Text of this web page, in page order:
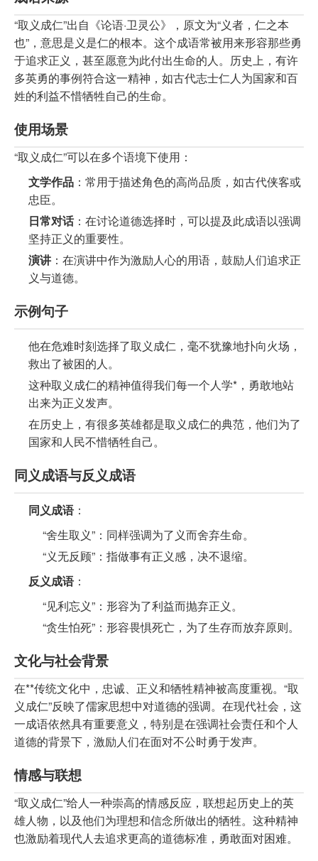
“取义成仁”出自《论语·卫灵公》，原文为“义者，仁之本
也”，意思是义是仁的根本。这个成语常被用来形容那些勇
于追求正义，甚至愿意为此付出生命的人。历史上，有许
多英勇的事例符合这一精神，如古代志士仁人为国家和百
姓的利益不惜牺牲自己的生命。
使用场景
“取义成仁”可以在多个语境下使用：
文学作品 ：常用于描述角色的高尚品质，如古代侠客或
忠臣。
日常对话：在讨论道德选择时，可以提及此成语以强调
坚持正义的重要性。
演讲 ：在演讲中作为激励人心的用语，鼓励人们追求正
义与道德。
示例句子
他在危难时刻选择了取义成仁，毫不犹豫地扑向火场，
救出了被困的人。
这种取义成仁的精神值得我们每一个人学*，勇敢地站
出来为正义发声。
在历史上，有很多英雄都是取义成仁的典范，他们为了
国家和人民不惜牺牲自己。
同义成语与反义成语
同义成语：
“舍生取义”：同样强调为了义而舍弃生命。
“义无反顾”：指做事有正义感，决不退缩。
反义成语：
“见利忘义”：形容为了利益而抛弃正义。
“贪生怕死”：形容畏惧死亡，为了生存而放弃原则。
文化与社会背景
在**传统文化中，忠诚、正义和牺牲精神被高度重视。“取
义成仁”反映了儒家思想中对道德的强调。在现代社会，这
一成语依然具有重要意义，特别是在强调社会责任和个人
道德的背景下，激励人们在面对不公时勇于发声。
情感与联想
“取义成仁”给人一种崇高的情感反应，联想起历史上的英
雄人物，以及他们为理想和信念所做出的牺牲。这种精神
也激励着现代人去追求更高的道德标准，勇敢面对困难。